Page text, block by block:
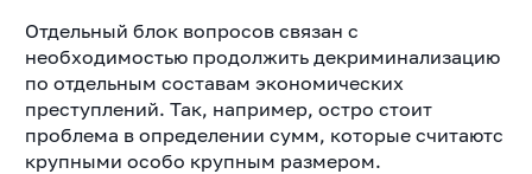
Отдельный блок вопросов связан с
необходимостью продолжить декриминализацию
по отдельным составам экономических
преступлений. Так, например, остро стоит
проблема в определении сумм, которые считаютс
крупными особо крупным размером.